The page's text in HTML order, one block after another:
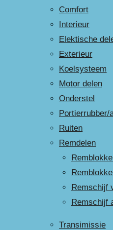
Comfort
Interieur
Elektische
Exterieur
Koelsysteem
Motor delen
Onderstel
Portierrubber/
Ruiten
Remdelen
Remschijf
Remschijf
Transimissie